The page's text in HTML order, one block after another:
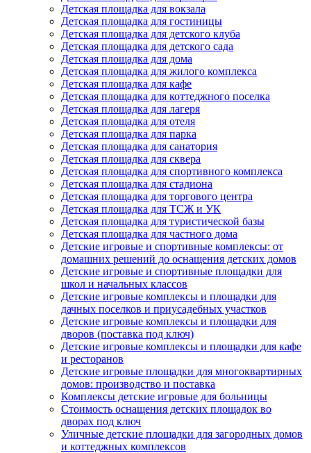
Детская площадка для вокзала
Детская площадка для гостиницы
Детская площадка для детского клуба
Детская площадка для детского сада
Детская площадка для дома
Детская площадка для жилого комплекса
Детская площадка для кафе
Детская площадка для коттеджного поселка
Детская площадка для лагеря
Детская площадка для отеля
Детская площадка для парка
Детская площадка для санатория
Детская площадка для сквера
Детская площадка для спортивного комплекса
Детская площадка для стадиона
Детская площадка для торгового центра
Детская площадка для ТСЖ и УК
Детская площадка для туристической базы
Детская площадка для частного дома
Детские игровые и спортивные комплексы: от
домашних решений до оснащения детских домов
Детские игровые и спортивные площадки для
школ и начальных классов
Детские игровые комплексы и площадки для
дачных поселков и приусадебных участков
Детские игровые комплексы и площадки для
дворов (поставка под ключ)
Детские игровые комплексы и площадки для кафе
и ресторанов
Детские игровые площадки для многоквартирных
домов: производство и поставка
Комплексы детские игровые для больницы
Стоимость оснащения детских площадок во
дворах под ключ
Уличные детские площадки для загородных домов
и коттеджных комплексов